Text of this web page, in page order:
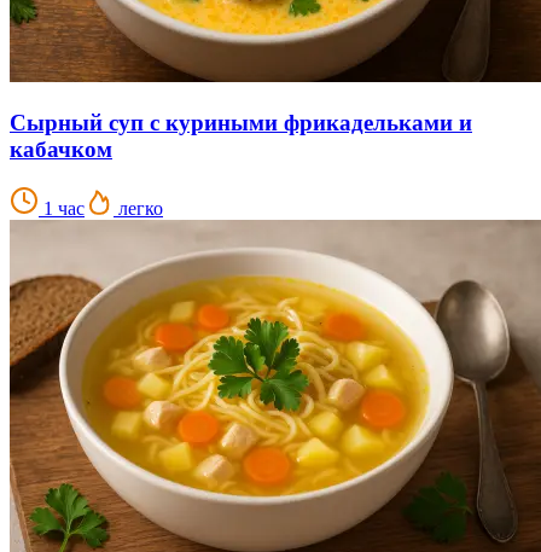
Сырный суп с куриными фрикадельками и
кабачком
1 час легко